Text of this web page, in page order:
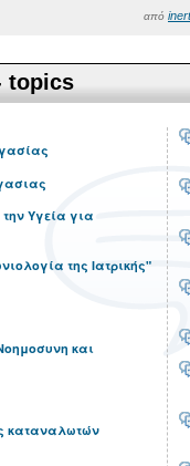
από
topics
Υγεία για
της Ιατρικής"
και
καταναλωτών